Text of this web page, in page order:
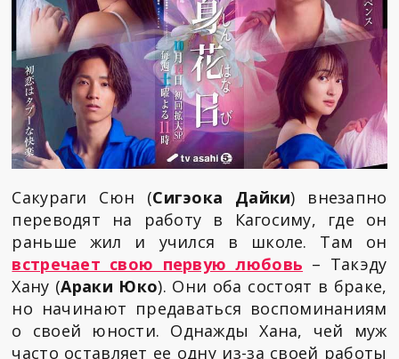
Сакураги Сюн (Сигэока Дайки) внезапно
переводят на работу в Кагосиму, где он
раньше жил и учился в школе. Там он
встречает свою первую любовь – Такэду
Хану (Араки Юко). Они оба состоят в браке,
но начинают предаваться воспоминаниям
о своей юности. Однажды Хана, чей муж
часто оставляет ее одну из-за своей работы